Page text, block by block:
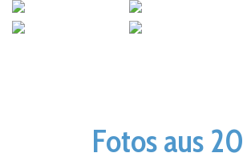
Fotos aus